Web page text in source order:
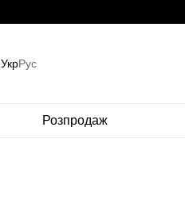
УкрРус
Розпродаж